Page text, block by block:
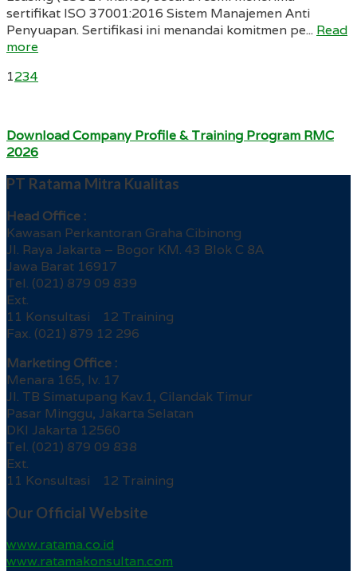
sertifikat ISO 37001:2016 Sistem Manajemen Anti
Penyuapan. Sertifikasi ini menandai komitmen pe... Read
more
1234
Download Company Profile & Training Program RMC
2026
PT Ratama Mitra Kualitas
Head Office :
Kawasan Perkantoran Graha Cibinong
Jl. Raya Jakarta – Bogor KM. 43 Blok C 8A
Jawa Barat 16917
Tel. (021) 879 09 839
Ext.
11 Konsultasi 12 Training
Fax. (021) 879 12 296
Marketing Office :
Menara 165, lv. 17
Jl. TB Simatupang Kav.1, Cilandak Timur
Pasar Minggu, Jakarta Selatan
DKI Jakarta 12560
Tel. (021) 879 09 838
Ext.
11 Konsultasi 12 Training
Our Official Website
www.ratama.co.id
www.ratamakonsultan.com